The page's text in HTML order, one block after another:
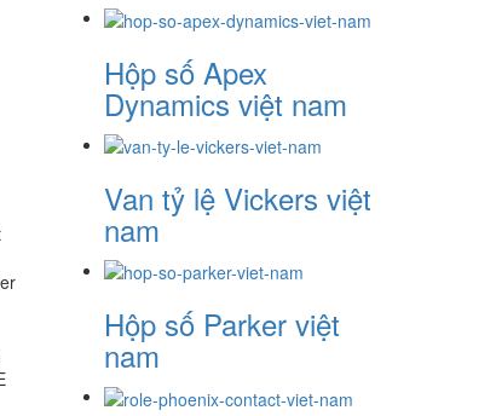
Hộp số Apex
Dynamics việt nam
Van tỷ lệ Vickers việt
nam
Hộp số Parker việt
nam